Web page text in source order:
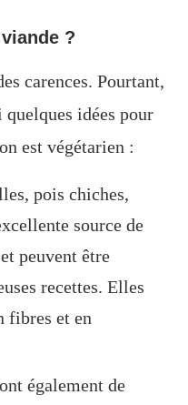
?
carences. Pourtant,
idées pour
est végétarien :
pois chiches,
source de
peuvent être
recettes. Elles
fibres et en
également de